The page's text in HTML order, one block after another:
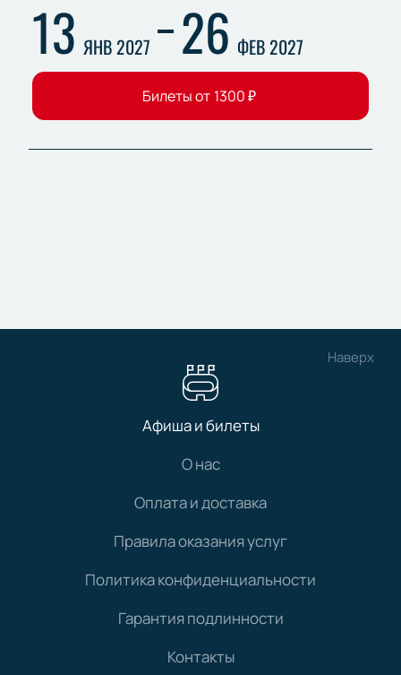
13 ЯНВ 2027 26 ФЕВ 2027
Билеты от 1300₽
Наверх
Афиша и билеты
О нас
Оплата и доставка
Правила оказания услуг
Политика конфиденциальности
Гарантия подлинности
Контакты